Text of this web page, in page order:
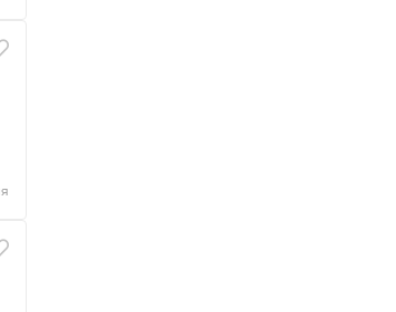
та Відеограф на Новий рік https://